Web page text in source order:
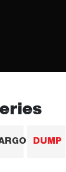
DUMP